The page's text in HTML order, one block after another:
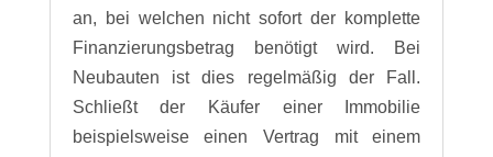
an, bei welchen nicht sofort der komplette
Finanzierungsbetrag benötigt wird. Bei
Neubauten ist dies regelmäßig der Fall.
Schließt der Käufer einer Immobilie
beispielsweise einen Vertrag mit einem